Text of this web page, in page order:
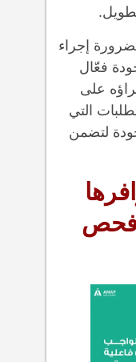
إجراء
فعّال
على
التي
لتضمن
فحص